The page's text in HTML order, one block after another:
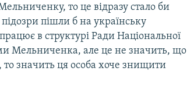
то це відразу стало би
пішли б на українську
в структурі Ради Національної
Мельниченка, але це не значить, що
значить ця особа хоче знищити